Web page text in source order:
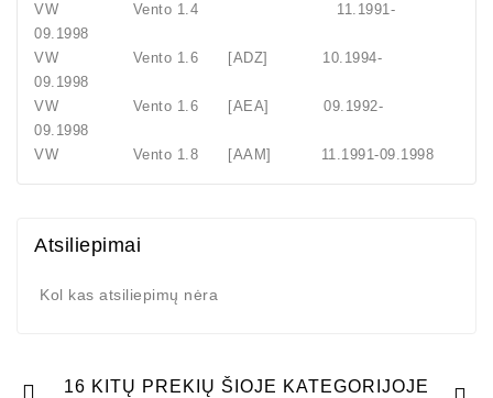
VW Vento 1.4 11.1991-
09.1998
VW Vento 1.6 [ADZ] 10.1994-
09.1998
VW Vento 1.6 [AEA] 09.1992-
09.1998
VW Vento 1.8 [AAM] 11.1991-09.1998
Atsiliepimai
Kol kas atsiliepimų nėra
16 KITŲ PREKIŲ ŠIOJE KATEGORIJOJE